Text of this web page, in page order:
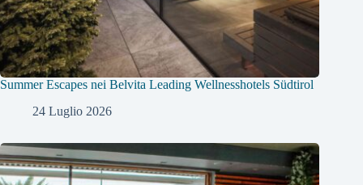
Summer Escapes nei Belvita Leading Wellnesshotels Südtirol
24 Luglio 2026